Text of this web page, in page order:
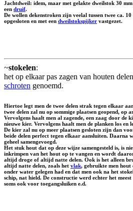
Jachtdweil: idem, maar met gelakte dweilstok 30
een druif.
De wollen dekenstroken zijn veelal tussen twee ca.
opgesloten en met een dweilstokspijker vastgezet.
~stokelen:
het op elkaar pas zagen van houten
schroten genoemd.
Hiertoe legt men de twee delen strak tegen elkaar
twee delen zal nu op sommige plaatsen geopend, op
Vervolgens haalt men al zagende, een zaag door de
nieuwe kier. Vervolgens haalt men de planken los en
De kier zal nu op meer plaatsen gesloten zijn dan
beide delen perfect tegen elkaar aansluiten. Daarna
geheel samengevoegd.
Het stuk hout dat op deze wijze samengesteld is, is
inkrimpen van het hout op te vangen en wordt
altijd droge of altijd natte delen. Ook is het alleen
altijd natte delen, zoals het vlak, gebruikte men
onder water gelegen had en dat men ook na het
schip, nat hield. De constructie werd echter het meest
soms ook voor toegangsluiken e.d.